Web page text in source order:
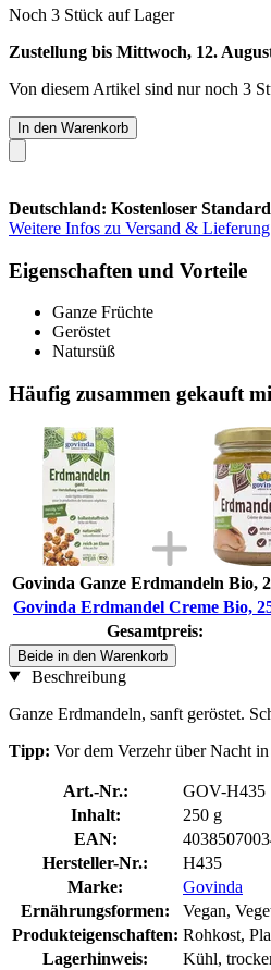
Noch 3 Stück auf Lager
Zustellung bis Mittwoch, 12.
Von diesem Artikel sind nur noch 3
In den Warenkorb
Deutschland: Kostenloser
Weitere Infos zu Versand & Lieferung
Eigenschaften und Vorteile
Ganze Früchte
Geröstet
Natursüß
Häufig zusammen gekauft
Govinda Ganze Erdmandeln Bio,
Govinda Erdmandel Creme Bio,
Gesamtpreis:
Beide in den Warenkorb
Beschreibung
Ganze Erdmandeln, sanft geröstet.
Tipp: Vor dem Verzehr über Nacht
Art.-Nr.:
GOV-H435
Inhalt:
250 g
EAN:
Hersteller-Nr.:
H435
Marke:
Govinda
Ernährungsformen:
Vegan,
Produkteigenschaften: Rohkost,
Lagerhinweis:
Kühl,